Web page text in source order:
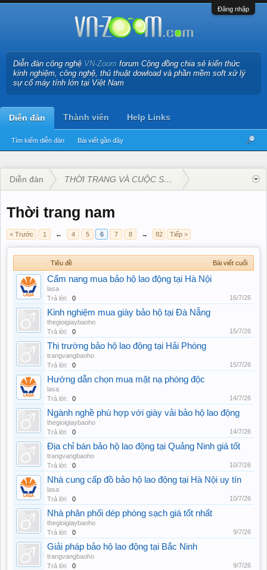
Đăng nhập
Diễn đàn công nghệ VN-Zoom forum Cộng đồng chia sẻ kiến thức
kinh nghiệm, công nghệ, thủ thuật dowload và phần mềm soft xử lý
sự cố máy tính lớn tại Việt Nam
Diễn đàn
Tìm kiếm diễn đàn Bài viết gần đây
Thành viên Help Links
Diễn đàn THỜI TRANG VÀ CUỘC SỐNG
Thời trang nam
< Trước 1 ← 4 5 6 7 8 → 82 Tiếp >
Tiêu đề Bài viết cuối
Cẩm nang mua bảo hộ lao động tại Hà Nội
lasa
Trả lời:
0 16/7/26
Kinh nghiệm mua giày bảo hộ tại Đà Nẵng
thegioigiaybaoho
Trả lời:
0 15/7/26
Thị trường bảo hộ lao động tại Hải Phòng
trangvangbaoho
Trả lời:
0 15/7/26
Hướng dẫn chọn mua mặt nạ phòng độc
lasa
Trả lời:
0 14/7/26
Ngành nghề phù hợp với giày vải bảo hộ lao động
thegioigiaybaoho
Trả lời:
0 14/7/26
Địa chỉ bán bảo hộ lao động tại Quảng Ninh giá tốt
trangvangbaoho
Trả lời:
0 10/7/26
Nhà cung cấp đồ bảo hộ lao động tại Hà Nội uy tín
lasa
Trả lời:
0 10/7/26
Nhà phân phối dép phòng sạch giá tốt nhất
thegioigiaybaoho
Trả lời:
0 9/7/26
Giải pháp bảo hộ lao động tại Bắc Ninh
trangvangbaoho
Trả lời:
0 9/7/26